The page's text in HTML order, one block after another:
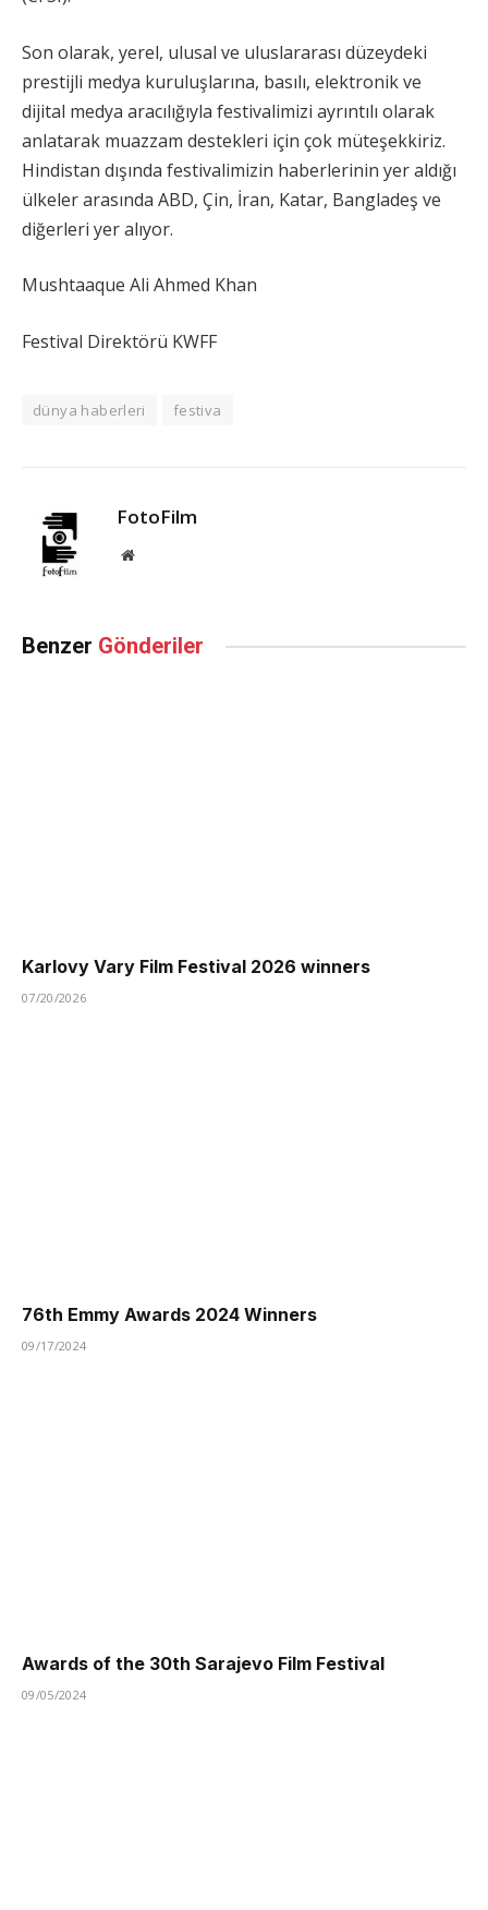
Son olarak, yerel, ulusal ve uluslararası düzeydeki
prestijli medya kuruluşlarına, basılı, elektronik ve
dijital medya aracılığıyla festivalimizi ayrıntılı olarak
anlatarak muazzam destekleri için çok müteşekkiriz.
Hindistan dışında festivalimizin haberlerinin yer aldığı
ülkeler arasında ABD, Çin, İran, Katar, Bangladeş ve
diğerleri yer alıyor.
Mushtaaque Ali Ahmed Khan
Festival Direktörü KWFF
dünya haberleri festiva
FotoFilm
Website
Benzer Gönderiler
Karlovy Vary Film Festival 2026 winners
07/20/2026
76th Emmy Awards 2024 Winners
09/17/2024
Awards of the 30th Sarajevo Film Festival
09/05/2024